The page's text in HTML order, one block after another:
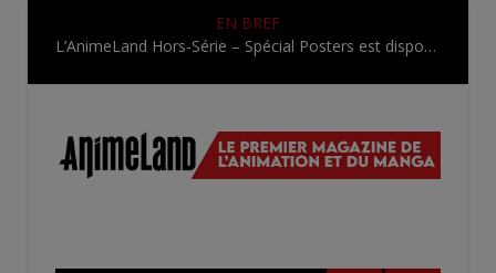
EN BREF
L’AnimeLand Hors-Série – Spécial Posters est disponible !